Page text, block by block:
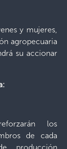
y mujeres,
agropecuaria
su accionar
los
de cada